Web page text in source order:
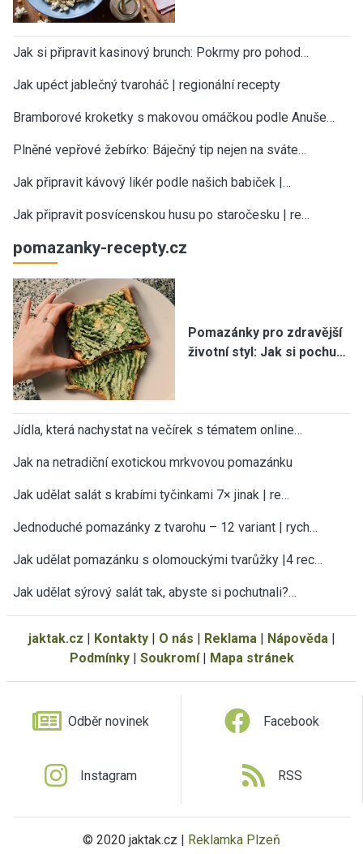
Jak si připravit kasinový brunch: Pokrmy pro pohod…
Jak upéct jablečný tvaroháč | regionální recepty
Bramborové kroketky s makovou omáčkou podle Anuše…
Plněné vepřové žebírko: Báječný tip nejen na sváte…
Jak připravit kávový likér podle našich babiček |…
Jak připravit posvícenskou husu po staročesku | re…
pomazanky-recepty.cz
Pomazánky pro zdravější
životní styl: Jak si pochu…
Jídla, která nachystat na večírek s tématem online…
Jak na netradiční exotickou mrkvovou pomazánku
Jak udělat salát s krabími tyčinkami 7× jinak | re…
Jednoduché pomazánky z tvarohu – 12 variant | rych…
Jak udělat pomazánku s olomouckými tvarůžky |4 rec…
Jak udělat sýrový salát tak, abyste si pochutnali?…
jaktak.cz | Kontakty| O nás | Reklama | Nápověda |
Podmínky| Soukromí| Mapa stránek
Odběr novinek Facebook
Instagram RSS
© 2020 jaktak.cz | Reklamka Plzeň